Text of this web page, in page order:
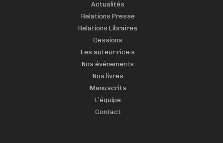
Actualités
Relations Presse
Relations Libraires
Cessions
Les auteur·rice·s
Nos événements
Nos livres
Manuscrits
L’équipe
Contact